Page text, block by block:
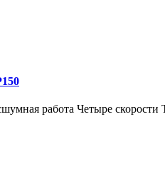
работа Четыре скорости